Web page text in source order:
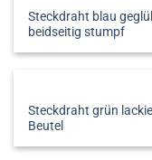
Steckdraht blau
beidseitig stumpf
Steckdraht grün
Beutel